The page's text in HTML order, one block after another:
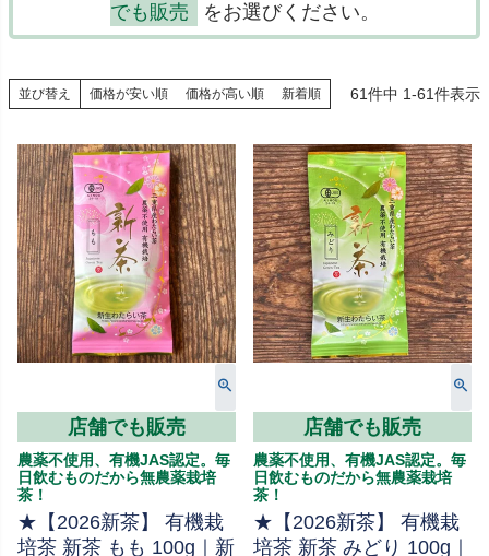
でも販売
をお選びください。
並び替え 価格が安い順 価格が高い順 新着順 61件中 1-61件表示
店舗でも販売
農薬不使用、有機JAS認定。毎
日飲むものだから無農薬栽培
茶！
★【2026新茶】 有機栽
培茶 新茶 もも 100g｜新
店舗でも販売
農薬不使用、有機JAS認定。毎
日飲むものだから無農薬栽培
茶！
★【2026新茶】 有機栽
培茶 新茶 みどり 100g｜